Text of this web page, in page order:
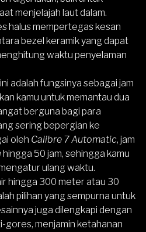
menjelajah laut dalam.
halus mempertegas kesan
bezel keramik yang dapat
waktu penyelaman
adalah fungsinya sebagai jam
kamu untuk memantau dua
berguna bagi para
sering bepergian ke
oleh Calibre 7 Automatic, jam
hingga 50 jam, sehingga kamu
ulang waktu.
hingga 300 meter atau 30
pilihan yang sempurna untuk
juga dilengkapi dengan
gores, menjamin ketahanan